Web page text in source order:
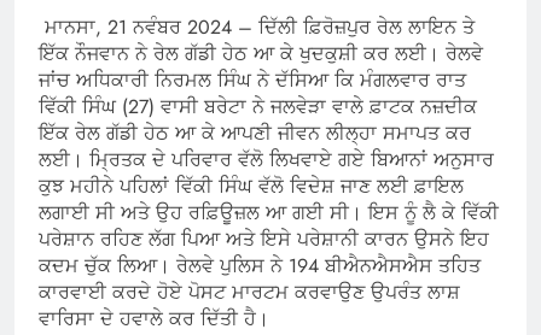
ਮਾਨਸਾ, 21 ਨਵੰਬਰ 2024 – ਦਿੱਲੀ ਫ਼ਿਰੋਜ਼ਪੁਰ ਰੇਲ ਲਾਇਨ ਤੇ
ਇੱਕ ਨੌਜਵਾਨ ਨੇ ਰੇਲ ਗੱਡੀ ਹੇਠ ਆ ਕੇ ਖੁਦਕੁਸ਼ੀ ਕਰ ਲਈ। ਰੇਲਵੇ
ਜਾਂਚ ਅਧਿਕਾਰੀ ਨਿਰਮਲ ਸਿੰਘ ਨੇ ਦੱਸਿਆ ਕਿ ਮੰਗਲਵਾਰ ਰਾਤ
ਵਿੱਕੀ ਸਿੰਘ (27) ਵਾਸੀ ਬਰੇਟਾ ਨੇ ਜਲਵੇੜਾ ਵਾਲੇ ਫ਼ਾਟਕ ਨਜ਼ਦੀਕ
ਇੱਕ ਰੇਲ ਗੱਡੀ ਹੇਠ ਆ ਕੇ ਆਪਣੀ ਜੀਵਨ ਲੀਲ੍ਹਾ ਸਮਾਪਤ ਕਰ
ਲਈ। ਮ੍ਰਿਤਕ ਦੇ ਪਰਿਵਾਰ ਵੱਲੋ ਲਿਖਵਾਏ ਗਏ ਬਿਆਨਾਂ ਅਨੁਸਾਰ
ਕੁਝ ਮਹੀਨੇ ਪਹਿਲਾਂ ਵਿੱਕੀ ਸਿੰਘ ਵੱਲੋ ਵਿਦੇਸ਼ ਜਾਣ ਲਈ ਫ਼ਾਇਲ
ਲਗਾਈ ਸੀ ਅਤੇ ਉਹ ਰਫ਼ਿਊਜ਼ਲ ਆ ਗਈ ਸੀ। ਇਸ ਨੂੰ ਲੈ ਕੇ ਵਿੱਕੀ
ਪਰੇਸ਼ਾਨ ਰਹਿਣ ਲੱਗ ਪਿਆ ਅਤੇ ਇਸੇ ਪਰੇਸ਼ਾਨੀ ਕਾਰਨ ਉਸਨੇ ਇਹ
ਕਦਮ ਚੁੱਕ ਲਿਆ। ਰੇਲਵੇ ਪੁਲਿਸ ਨੇ 194 ਬੀਐਨਐਸਐਸ ਤਹਿਤ
ਕਾਰਵਾਈ ਕਰਦੇ ਹੋਏ ਪੋਸਟ ਮਾਰਟਮ ਕਰਵਾਉਣ ਉਪਰੰਤ ਲਾਸ਼
ਵਾਰਿਸਾ ਦੇ ਹਵਾਲੇ ਕਰ ਦਿੱਤੀ ਹੈ।